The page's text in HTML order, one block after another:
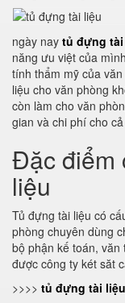
ngày nay tủ đựng
năng ưu việt của
tính thẩm mỹ của
liệu cho văn phòng
còn làm cho văn
gian và chi phí cho
Đặc điểm
liệu
Tủ đựng tài liệu có
phòng chuyên dùng
bộ phận kế toán,
được công ty két săt
>>>> tủ đựng tài